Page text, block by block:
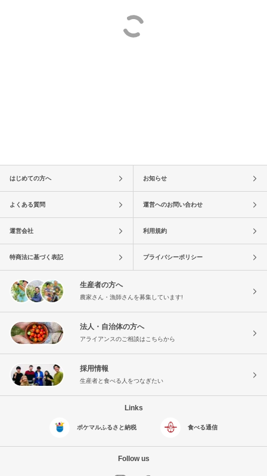
はじめての方へ お知らせ
よくある質問 運営へのお問い合わせ
運営会社 利用規約
特商法に基づく表記 プライバシーポリシー
生産者の方へ
農家さん・漁師さんを募集しています!
法人・自治体の方へ
アライアンスのご相談はこちらから
採用情報
生産者と食べる人をつなぎたい
Links
ポケマルふるさと納税 食べる通信
Follow us